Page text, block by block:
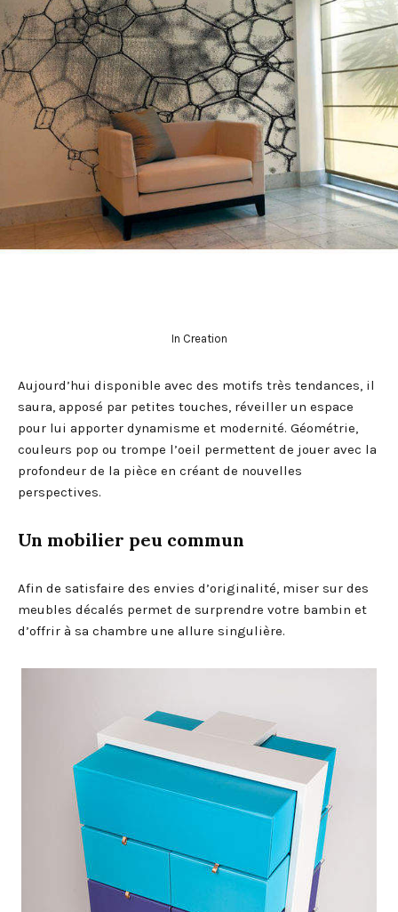
In Creation
Aujourd’hui disponible avec des motifs très tendances, il
saura, apposé par petites touches, réveiller un espace
pour lui apporter dynamisme et modernité. Géométrie,
couleurs pop ou trompe l’oeil permettent de jouer avec la
profondeur de la pièce en créant de nouvelles
perspectives.
Un mobilier peu commun
Afin de satisfaire des envies d’originalité, miser sur des
meubles décalés permet de surprendre votre bambin et
d’offrir à sa chambre une allure singulière.